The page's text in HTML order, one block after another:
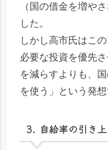
（国の借金を増や
した。
しかし高市氏はこ
必要な投資を優先
を減らすよりも、
を使う」という発想
3. 自給率の引き